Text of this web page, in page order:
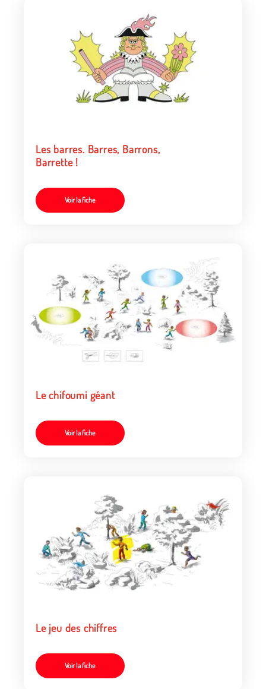
Les barres. Barres, Barrons,
Barrette !
Voir la fiche
Le chifoumi géant
Voir la fiche
Le jeu des chiffres
Voir la fiche